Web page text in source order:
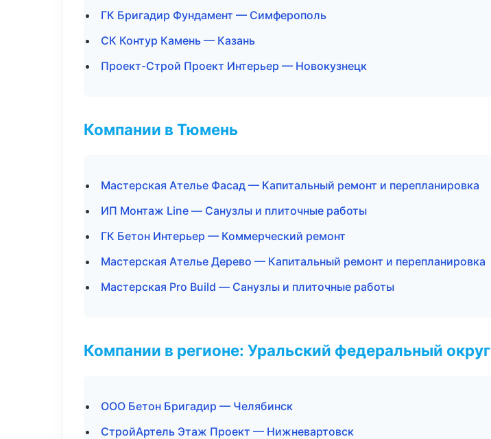
ГК Бригадир Фундамент — Симферополь
СК Контур Камень — Казань
Проект-Строй Проект Интерьер — Новокузнецк
Компании в Тюмень
Мастерская Ателье Фасад — Капитальный ремонт и перепланировка
ИП Монтаж Line — Санузлы и плиточные работы
ГК Бетон Интерьер — Коммерческий ремонт
Мастерская Ателье Дерево — Капитальный ремонт и перепланировка
Мастерская Pro Build — Санузлы и плиточные работы
Компании в регионе: Уральский федеральный округ
ООО Бетон Бригадир — Челябинск
СтройАртель Этаж Проект — Нижневартовск